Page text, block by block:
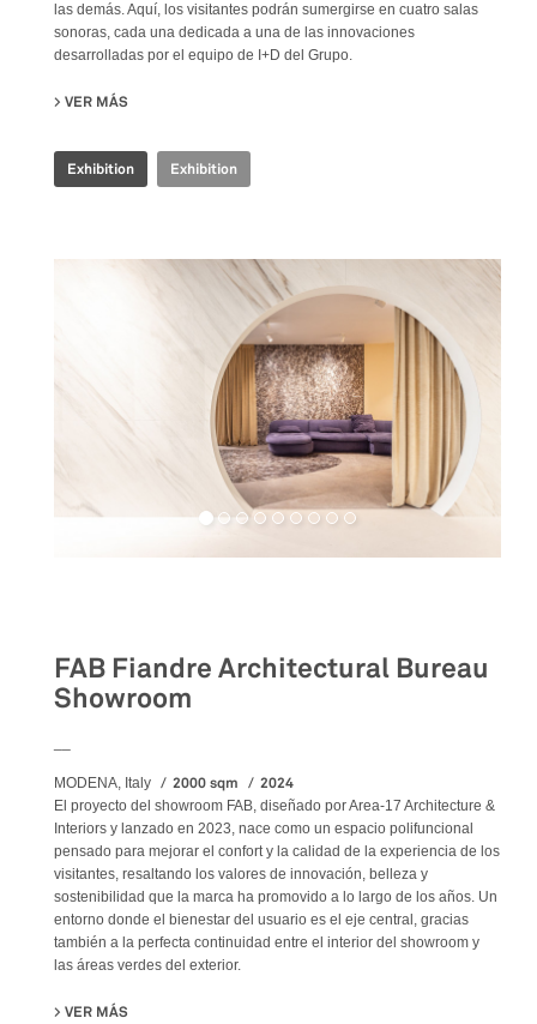
las demás. Aquí, los visitantes podrán sumergirse en cuatro salas
sonoras, cada una dedicada a una de las innovaciones
desarrolladas por el equipo de I+D del Grupo.
VER MÁS
Exhibition Exhibition
FAB Fiandre Architectural Bureau
Showroom
MODENA, Italy 2000 sqm 2024
El proyecto del showroom FAB, diseñado por Area-17 Architecture &
Interiors y lanzado en 2023, nace como un espacio polifuncional
pensado para mejorar el confort y la calidad de la experiencia de los
visitantes, resaltando los valores de innovación, belleza y
sostenibilidad que la marca ha promovido a lo largo de los años. Un
entorno donde el bienestar del usuario es el eje central, gracias
también a la perfecta continuidad entre el interior del showroom y
las áreas verdes del exterior.
VER MÁS